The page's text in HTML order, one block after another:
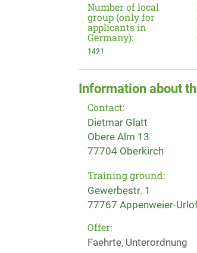
Number of local
group (only for
applicants in
Germany):
1421
Information about
Contact:
Dietmar Glatt
Obere Alm 13
77704 Oberkirch
Training ground:
Gewerbestr. 1
77767 Appenweier-
Offer:
Faehrte, Unterordnung